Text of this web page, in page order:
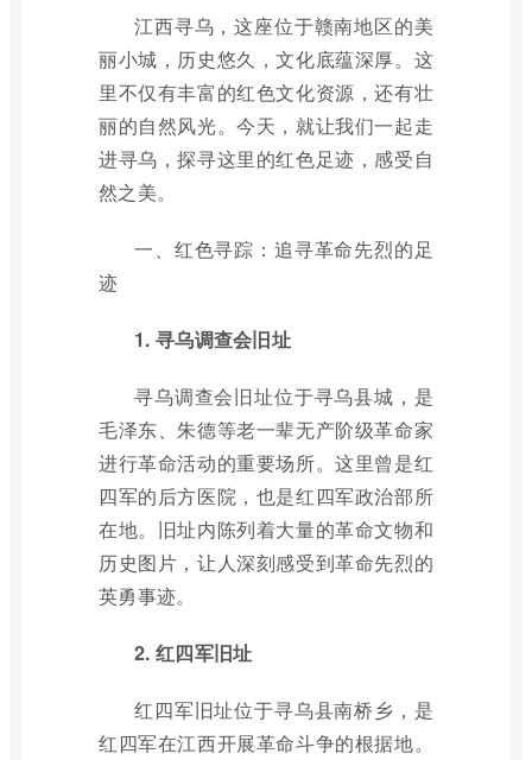
江西寻乌，这座位于赣南地区的美
丽小城，历史悠久，文化底蕴深厚。这
里不仅有丰富的红色文化资源，还有壮
丽的自然风光。今天，就让我们一起走
进寻乌，探寻这里的红色足迹，感受自
然之美。
一、红色寻踪：追寻革命先烈的足
迹
1. 寻乌调查会旧址
寻乌调查会旧址位于寻乌县城，是
毛泽东、朱德等老一辈无产阶级革命家
进行革命活动的重要场所。这里曾是红
四军的后方医院，也是红四军政治部所
在地。旧址内陈列着大量的革命文物和
历史图片，让人深刻感受到革命先烈的
英勇事迹。
2. 红四军旧址
红四军旧址位于寻乌县南桥乡，是
红四军在江西开展革命斗争的根据地。